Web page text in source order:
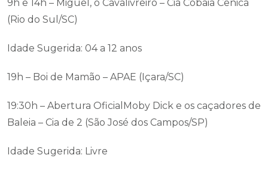
9h e 14h – Miguel, o Cavalivreiro – Cia Cobaia Cênica
(Rio do Sul/SC)
Idade Sugerida: 04 a 12 anos
19h – Boi de Mamão – APAE (Içara/SC)
19:30h – Abertura OficialMoby Dick e os caçadores de
Baleia – Cia de 2 (São José dos Campos/SP)
Idade Sugerida: Livre